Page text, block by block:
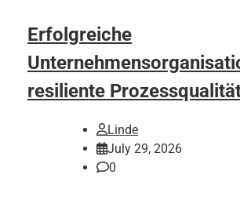
Erfolgreiche
resiliente
Linde
July 29, 2026
0